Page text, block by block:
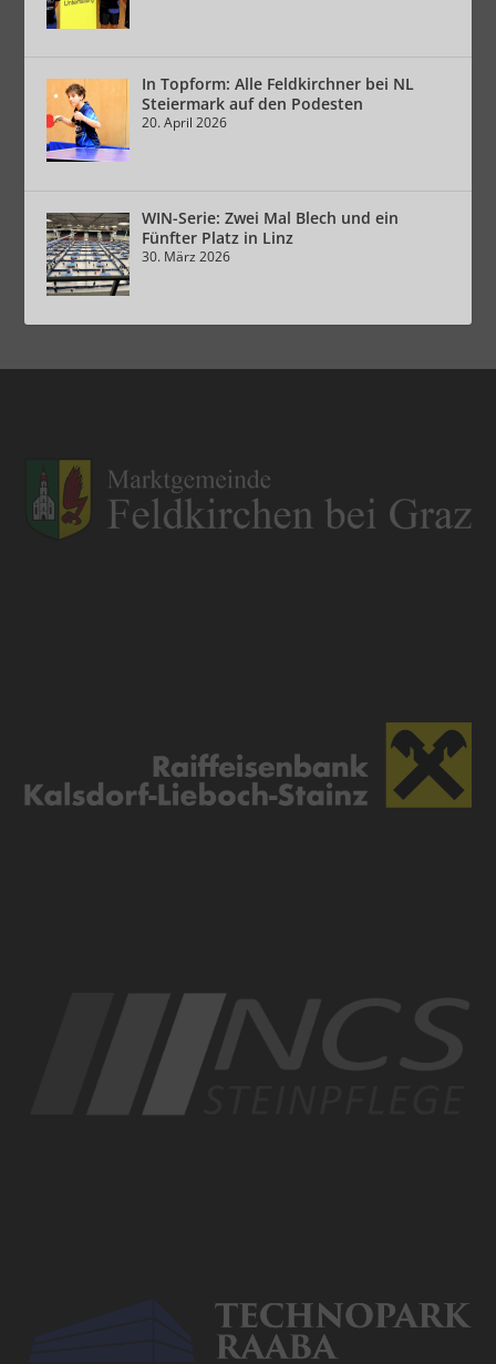
In Topform: Alle Feldkirchner bei NL
Steiermark auf den Podesten
20. April 2026
WIN-Serie: Zwei Mal Blech und ein
Fünfter Platz in Linz
30. März 2026